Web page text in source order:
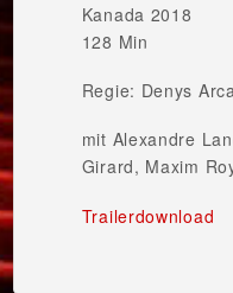
Kanada 2018
128 Min
Regie: Denys
mit Alexandre
Girard, Maxim
Trailerdownload